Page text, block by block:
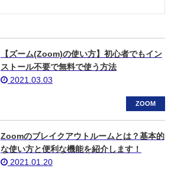
【ズーム(Zoom)の使い方】初心者でもイン
ストール不要で無料で使う方法
2021.03.03
ZOOM
Zoomのブレイクアウトルームとは？基本的
な使い方と便利な機能を紹介します！
2021.01.20